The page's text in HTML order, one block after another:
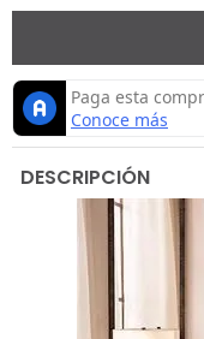
DESCRIPCIÓN